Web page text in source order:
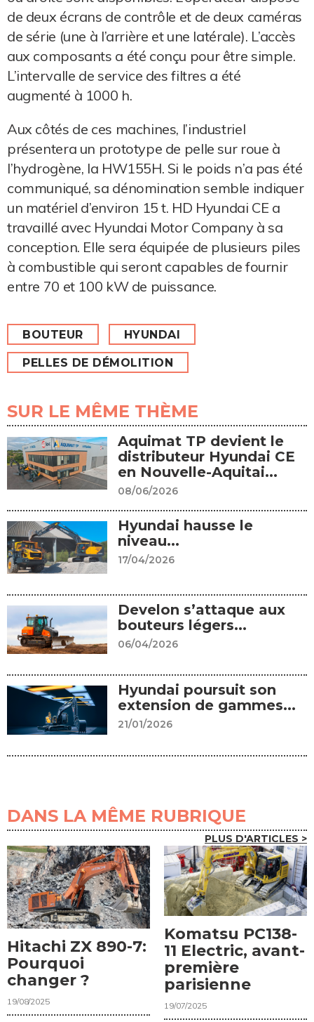
de deux écrans de contrôle et de deux caméras
de série (une à l’arrière et une latérale). L’accès
aux composants a été conçu pour être simple.
L’intervalle de service des filtres a été
augmenté à 1000 h.
Aux côtés de ces machines, l’industriel
présentera un prototype de pelle sur roue à
l’hydrogène, la HW155H. Si le poids n’a pas été
communiqué, sa dénomination semble indiquer
un matériel d’environ 15 t. HD Hyundai CE a
travaillé avec Hyundai Motor Company à sa
conception. Elle sera équipée de plusieurs piles
à combustible qui seront capables de fournir
entre 70 et 100 kW de puissance.
BOUTEUR HYUNDAI
PELLES DE DÉMOLITION
SUR LE MÊME THÈME
Aquimat TP devient le
distributeur Hyundai CE
en Nouvelle-Aquitai...
08/06/2026
Hyundai hausse le
niveau...
17/04/2026
Develon s’attaque aux
bouteurs légers...
06/04/2026
Hyundai poursuit son
extension de gammes...
21/01/2026
DANS LA MÊME RUBRIQUE
PLUS D'ARTICLES >
Hitachi ZX 890-7:
Pourquoi
changer ?
19/08/2025
Komatsu PC138-
11 Electric, avant-
première
parisienne
19/07/2025